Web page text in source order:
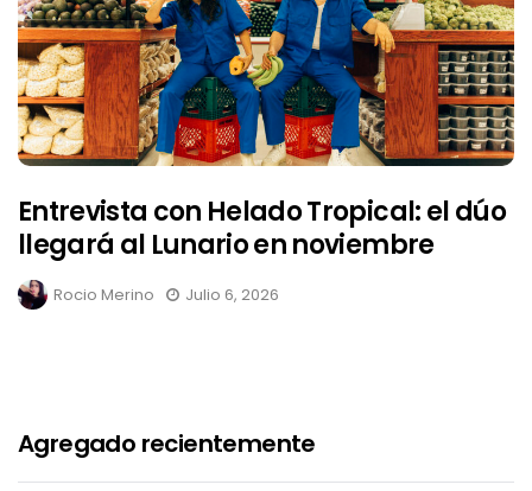
Entrevista con Helado Tropical: el dúo
llegará al Lunario en noviembre
Rocio Merino Julio 6, 2026
Agregado recientemente